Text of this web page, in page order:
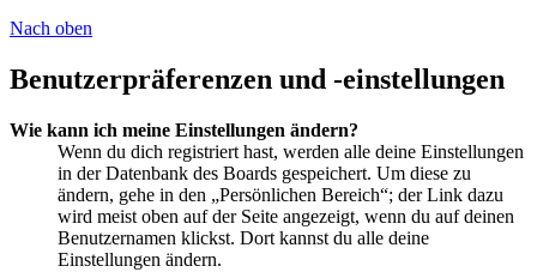
Nach oben
Benutzerpräferenzen und -einstellungen
Wie kann ich meine Einstellungen ändern?
Wenn du dich registriert hast, werden alle deine Einstellungen
in der Datenbank des Boards gespeichert. Um diese zu
ändern, gehe in den „Persönlichen Bereich“; der Link dazu
wird meist oben auf der Seite angezeigt, wenn du auf deinen
Benutzernamen klickst. Dort kannst du alle deine
Einstellungen ändern.